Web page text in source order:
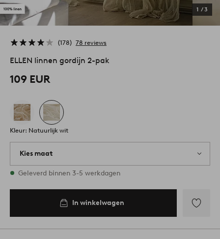
1 /3
178 78 reviews
ELLEN linnen gordijn 2-pak
109 EUR
Kleur: Natuurlijk wit
Kies maat
Alle maten zijn op voorraad
Geleverd binnen 3-5 werkdagen
In winkelwagen
aan